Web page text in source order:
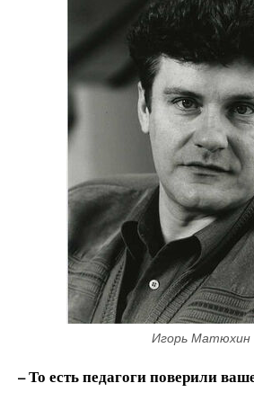
Игорь Матюхин
– То есть педагоги поверили